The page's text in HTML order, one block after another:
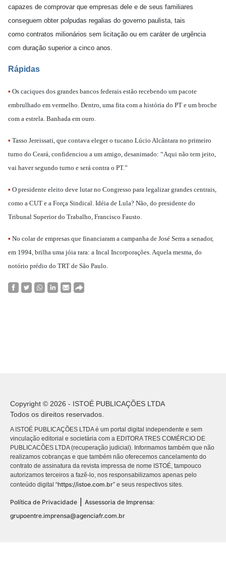
capazes de comprovar que empresas dele e de seus familiares
conseguem obter polpudas regalias do governo paulista, tais
como contratos milionários sem licitação ou em caráter de urgência
com duração superior a cinco anos.
Rápidas
• Os caciques dos grandes bancos federais estão recebendo um pacote
embrulhado em vermelho. Dentro, uma fita com a história do PT e um broche
com a estrela. Banhada em ouro.
• Tasso Jereissati, que contava eleger o tucano Lúcio Alcântara no primeiro
turno do Ceará, confidenciou a um amigo, desanimado: “Aqui não tem jeito,
vai haver segundo turno e será contra o PT.”
• O presidente eleito deve lutar no Congresso para legalizar grandes centrais,
como a CUT e a Força Sindical. Idéia de Lula? Não, do presidente do
Tribunal Superior do Trabalho, Francisco Fausto.
• No colar de empresas que financiaram a campanha de José Serra a senador,
em 1994, brilha uma jóia rara: a Incal Incorporações. Aquela mesma, do
notório prédio do TRT de São Paulo.
Copyright © 2026 - ISTOÉ PUBLICAÇÕES LTDA
Todos os direitos reservados.
A ISTOÉ PUBLICAÇÕES LTDA é um portal digital independente e sem
vinculação editorial e societária com a EDITORA TRES COMÉRCIO DE
PUBLICACÕES LTDA (recuperação judicial). Informamos também que não
realizamos cobranças e que também não oferecemos cancelamento do
contrato de assinatura da revista impressa de nome ISTOÉ, tampouco
autorizamos terceiros a fazê-lo, nos responsabilizamos apenas pelo
conteúdo digital “https://istoe.com.br” e seus respectivos sites.
Política de Privacidade
Assessoria de Imprensa:
grupoentre.imprensa@agenciafr.com.br